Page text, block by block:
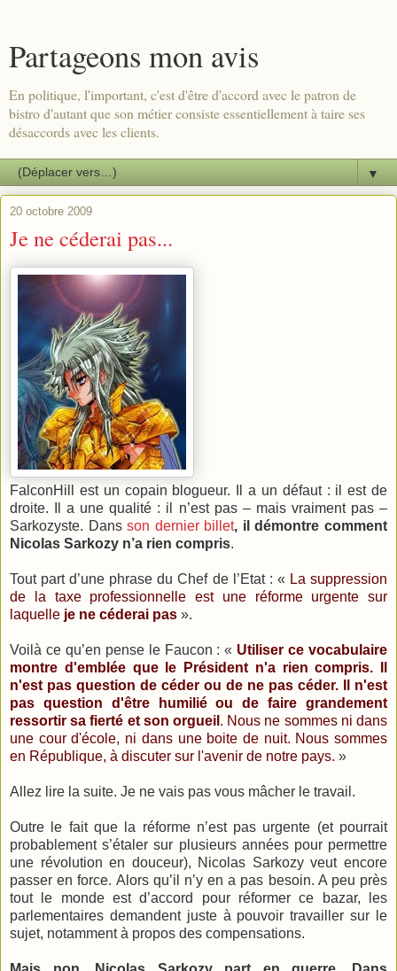
Partageons mon avis
En politique, l'important, c'est d'être d'accord avec le patron de
bistro d'autant que son métier consiste essentiellement à taire ses
désaccords avec les clients.
▼
20 octobre 2009
Je ne céderai pas...
FalconHill est un copain blogueur. Il a un défaut : il est de
droite. Il a une qualité : il n’est pas – mais vraiment pas –
Sarkozyste. Dansson dernier billet, il démontre comment
Nicolas Sarkozy n’a rien compris.
Tout part d’une phrase du Chef de l’Etat : « La suppression
de la taxe professionnelle est une réforme urgente sur
laquelle je ne céderai pas ».
Voilà ce qu’en pense le Faucon : « Utiliser ce vocabulaire
montre d'emblée que le Président n'a rien compris. Il
n'est pas question de céder ou de ne pas céder. Il n'est
pas question d'être humilié ou de faire grandement
ressortir sa fierté et son orgueil . Nous ne sommes ni dans
une cour d'école, ni dans une boite de nuit. Nous sommes
en République, à discuter sur l'avenir de notre pays. »
Allez lire la suite. Je ne vais pas vous mâcher le travail.
Outre le fait que la réforme n’est pas urgente (et pourrait
probablement s’étaler sur plusieurs années pour permettre
une révolution en douceur), Nicolas Sarkozy veut encore
passer en force. Alors qu’il n’y en a pas besoin. A peu près
tout le monde est d’accord pour réformer ce bazar, les
parlementaires demandent juste à pouvoir travailler sur le
sujet, notamment à propos des compensations.